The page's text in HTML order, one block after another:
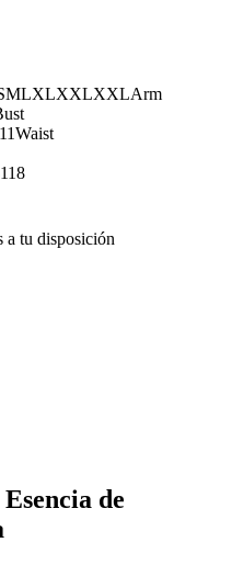
a tu disposición
de